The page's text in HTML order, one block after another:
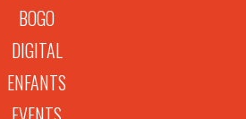
BOGO
DIGITAL
ENFANTS